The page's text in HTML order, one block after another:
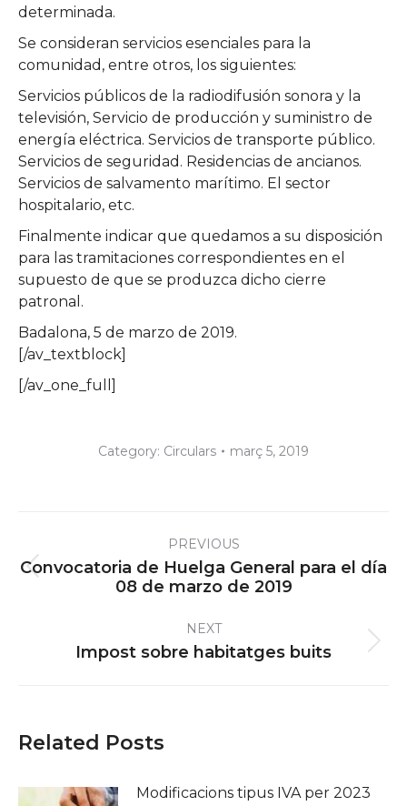
determinada.
Se consideran servicios esenciales para la
comunidad, entre otros, los siguientes:
Servicios públicos de la radiodifusión sonora y la
televisión, Servicio de producción y suministro de
energía eléctrica. Servicios de transporte público.
Servicios de seguridad. Residencias de ancianos.
Servicios de salvamento marítimo. El sector
hospitalario, etc.
Finalmente indicar que quedamos a su disposición
para las tramitaciones correspondientes en el
supuesto de que se produzca dicho cierre
patronal.
Badalona, 5 de marzo de 2019.
[/av_textblock]
[/av_one_full]
Category: Circulars març 5, 2019
navigationPREVIOUS
Previous
post:
Convocatoria de Huelga General para el día
08 de marzo de 2019
NEXT
Next
Impost sobre habitatges buits
Related Posts
Modificacions tipus IVA per 2023